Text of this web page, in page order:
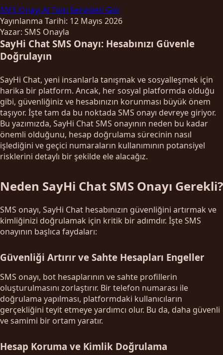
SMS Onayı Al Tüm Servisleri Gör
Yayınlanma Tarihi: 12 Mayıs 2026
Yazar: SMS Onayla
SayHi Chat SMS Onayı: Hesabınızı Güvenle
Doğrulayın
SayHi Chat, yeni insanlarla tanışmak ve sosyalleşmek için
harika bir platform. Ancak, her sosyal platformda olduğu
gibi, güvenliğiniz ve hesabınızın korunması büyük önem
taşıyor. İşte tam da bu noktada SMS onayı devreye giriyor.
Bu yazımızda, SayHi Chat SMS onayının neden bu kadar
önemli olduğunu, hesap doğrulama sürecinin nasıl
işlediğini ve geçici numaraların kullanımının potansiyel
risklerini detaylı bir şekilde ele alacağız.
Neden SayHi Chat SMS Onayı Gerekli?
SMS onayı, SayHi Chat hesabınızın güvenliğini artırmak ve
kimliğinizi doğrulamak için kritik bir adımdır. İşte SMS
onayının başlıca faydaları:
Güvenliği Artırır ve Sahte Hesapları Engeller
SMS onayı, bot hesaplarının ve sahte profillerin
oluşturulmasını zorlaştırır. Bir telefon numarası ile
doğrulama yapılması, platformdaki kullanıcıların
gerçekliğini teyit etmeye yardımcı olur. Bu da, daha güvenli
ve samimi bir ortam yaratır.
Hesap Koruma ve Kimlik Doğrulama